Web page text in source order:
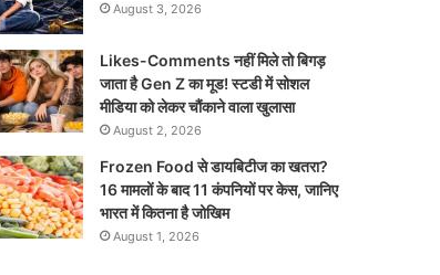
August 3, 2026
Likes-Comments नहीं मिले तो बिगड़
जाता है Gen Z का मूड! स्टडी में सोशल
मीडिया को लेकर चौंकाने वाला खुलासा
August 2, 2026
Frozen Food से डायबिटीज का खतरा?
16 मामलों के बाद 11 कंपनियों पर केस, जानिए
भारत में कितना है जोखिम
August 1, 2026